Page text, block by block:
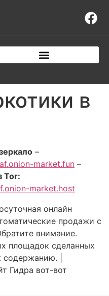
в
–
market.fun –
Tor:
market.host
онлайн
продажи с
внимание.
площадок сделанных
|
Гидра вот-вот